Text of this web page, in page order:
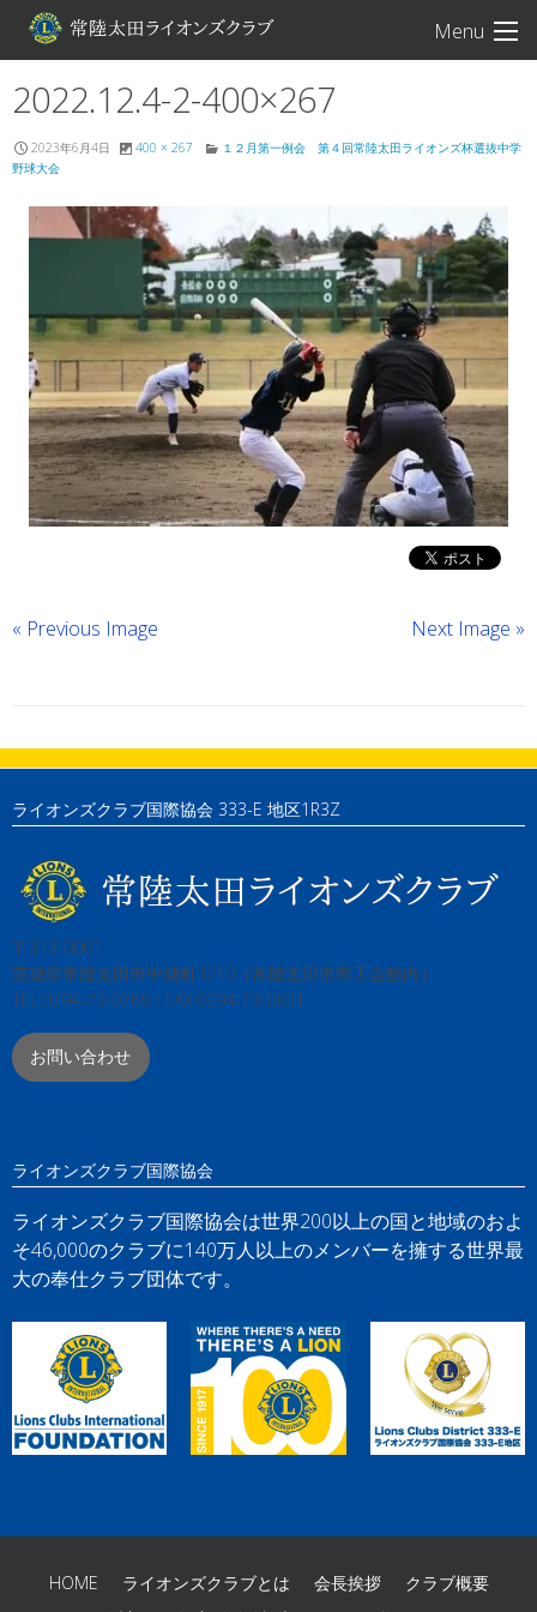
Menu
常陸太田ライオン
2022.12.4-2-400×267
2023年6月4日 400 × 267
１２月第一例会 第４回常陸太田ライオンズ杯選抜中学
野球大会
« Previous Image Next Image »
ライオンズクラブ国際協会 333-E 地区1R3Z
〒313-0061
茨城県常陸太田市中城町3210（常陸太田市商工会館内）
TEL:0294-73-0769 / FAX:0294-73-0831
お問い合わせ
ライオンズクラブ国際協会
ライオンズクラブ国際協会は世界200以上の国と地域のおよ
そ46,000のクラブに140万人以上のメンバーを擁する世界最
大の奉仕クラブ団体です。
HOME ライオンズクラブとは 会長挨拶
クラブ概要